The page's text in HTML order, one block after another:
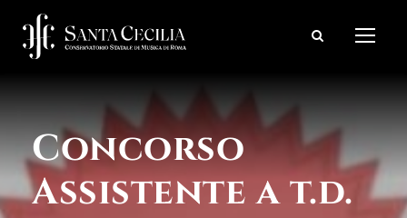
Concorso
Assistente a t.d.